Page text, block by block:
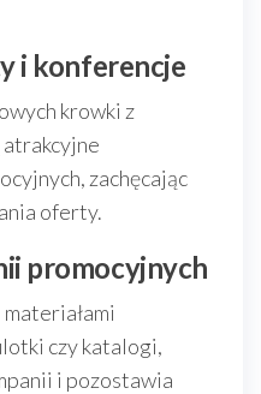
i konferencje
krowki z
zachęcając
oferty.
promocyjnych
czy katalogi,
i pozostawia